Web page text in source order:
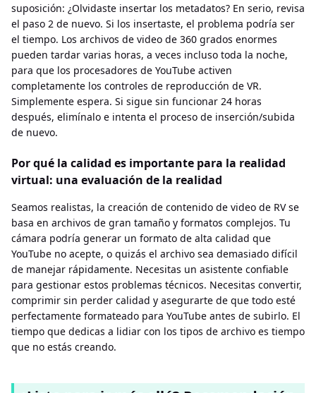
suposición: ¿Olvidaste insertar los metadatos? En serio, revisa
el paso 2 de nuevo. Si los insertaste, el problema podría ser
el tiempo. Los archivos de video de 360 ​​grados enormes
pueden tardar varias horas, a veces incluso toda la noche,
para que los procesadores de YouTube activen
completamente los controles de reproducción de VR.
Simplemente espera. Si sigue sin funcionar 24 horas
después, elimínalo e intenta el proceso de inserción/subida
de nuevo.
Por qué la calidad es importante para la realidad
virtual: una evaluación de la realidad
Seamos realistas, la creación de contenido de video de RV se
basa en archivos de gran tamaño y formatos complejos. Tu
cámara podría generar un formato de alta calidad que
YouTube no acepte, o quizás el archivo sea demasiado difícil
de manejar rápidamente. Necesitas un asistente confiable
para gestionar estos problemas técnicos. Necesitas convertir,
comprimir sin perder calidad y asegurarte de que todo esté
perfectamente formateado para YouTube antes de subirlo. El
tiempo que dedicas a lidiar con los tipos de archivo es tiempo
que no estás creando.